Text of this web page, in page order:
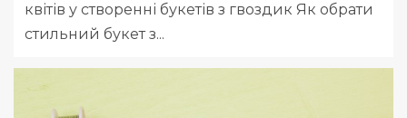
квітів у створенні букетів з гвоздик Як обрати
стильний букет з...